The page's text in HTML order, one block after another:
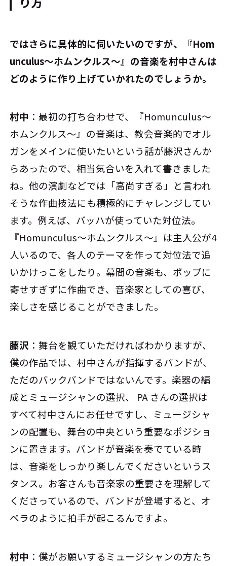
――ではさらに具体的に伺いたいのですが、『Hom
unculus～ホムンクルス～』の音楽を村中さんは
どのように作り上げていかれたのでしょうか。
村中 ：最初の打ち合わせで、『Homunculus～
ホムンクルス～』の音楽は、教会音楽的でオル
ガンをメインに使いたいという話が藤沢さんか
らあったので、相当気合いを入れて書きました
ね。他の演劇などでは「高尚すぎる」と言われ
そうな作曲技法にも積極的にチャレンジしてい
ます。例えば、バッハが使っていた対位法。
『Homunculus～ホムンクルス～』は主人公が4
人いるので、各人のテーマを作って対位法で追
いかけっこをしたり。幕間の音楽も、ポップに
寄せすぎずに作曲でき、音楽家としての喜び、
楽しさを感じることができました。
藤沢 ：舞台を観ていただければわかりますが、
僕の作品では、村中さんが指揮するバンドが、
ただのバックバンドではないんです。楽器の編
成とミュージシャンの選択、 PA さんの選択は
すべて村中さんにお任せですし、ミュージシャ
ンの配置も、舞台の中央という重要なポジショ
ンに置きます。バンドが音楽を奏でている時
は、音楽をしっかり楽しんでくださいというス
タンス。お客さんも音楽家の重要さを理解して
くださっているので、バンドが登場すると、オ
ペラのように拍手が起こるんですよ。
村中 ：僕がお願いするミュージシャンの方たち